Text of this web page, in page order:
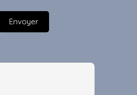
Envoyer